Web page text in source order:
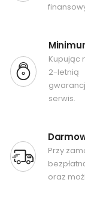
Kupując
2-letnią
serwis.
Przy
oraz